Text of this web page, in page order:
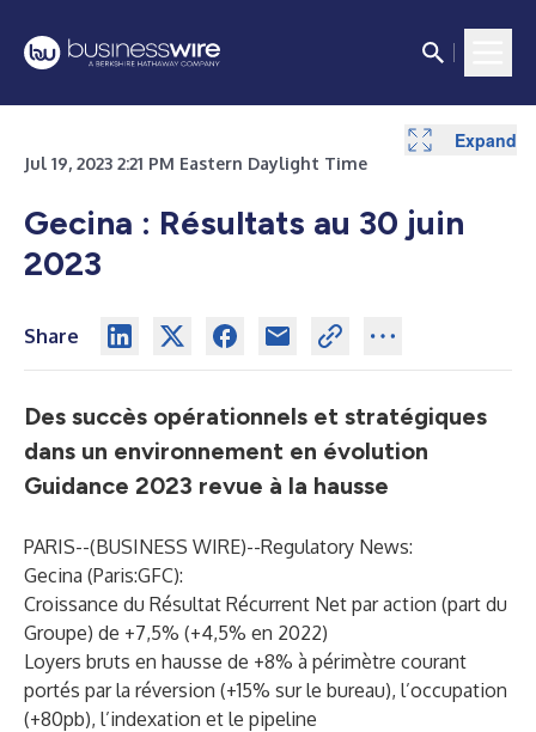
Jul 19, 2023 2:21 PM Eastern Daylight Time
Gecina : Résultats au 30 juin
2023
Share
Des succès opérationnels et stratégiques
dans un environnement en évolution
Guidance 2023 revue à la hausse
PARIS--(BUSINESS WIRE)--Regulatory News:
Gecina (Paris:GFC):
Croissance du Résultat Récurrent Net par action (part du
Groupe) de +7,5% (+4,5% en 2022)
Loyers bruts en hausse de +8% à périmètre courant
portés par la réversion (+15% sur le bureau), l’occupation
(+80pb), l’indexation et le pipeline
Expand
Expand
Expand
Expand
Expand
Expand
Expand
Expand
Expand
Expand
Expand
Expand
Expand
Expand
Expand
Expand
Expand
Expand
Expand
Expand
Expand
Expand
Expand
Expand
Expand
Expand
Expand
Expand
Expand
Expand
Expand
Expand
Expand
Expand
Expand
Expand